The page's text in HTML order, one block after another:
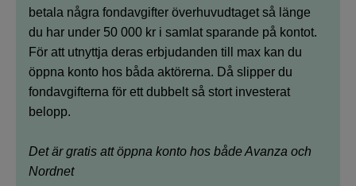
betala några fondavgifter överhuvudtaget så länge
du har under 50 000 kr i samlat sparande på kontot.
För att utnyttja deras erbjudanden till max kan du
öppna konto hos båda aktörerna. Då slipper du
fondavgifterna för ett dubbelt så stort investerat
belopp.
Det är gratis att öppna konto hos både Avanza och
Nordnet